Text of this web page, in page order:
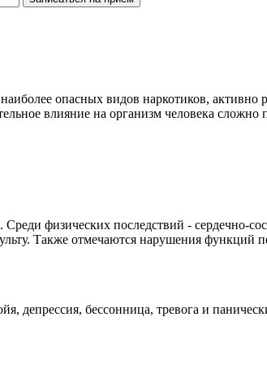
опасных видов наркотиков,
влияние на организм человека
физических последствий - сердечно-
Также отмечаются нарушения функций
депрессия, бессонница, тревога и